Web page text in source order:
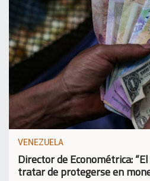
VENEZUELA
Director de Econométrica:
tratar de protegerse en